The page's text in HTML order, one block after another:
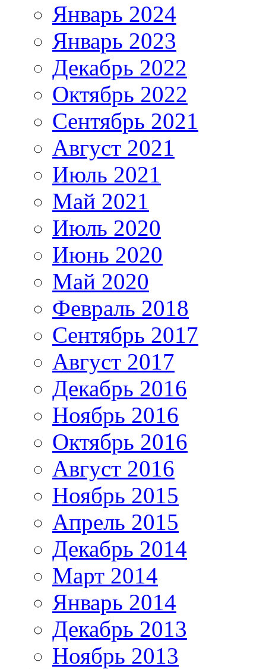
Январь 2024
Январь 2023
Декабрь 2022
Октябрь 2022
Сентябрь 2021
Август 2021
Июль 2021
Май 2021
Июль 2020
Июнь 2020
Май 2020
Февраль 2018
Сентябрь 2017
Август 2017
Декабрь 2016
Ноябрь 2016
Октябрь 2016
Август 2016
Ноябрь 2015
Апрель 2015
Декабрь 2014
Март 2014
Январь 2014
Декабрь 2013
Ноябрь 2013